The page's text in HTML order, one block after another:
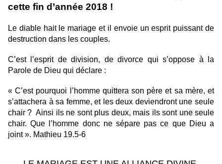
cette fin d’année 2018 !
Le diable hait le mariage et il envoie un esprit puissant de
destruction dans les couples.
C’est l’esprit de division, de divorce qui s’oppose à la
Parole de Dieu qui déclare :
«C’est pourquoi l’homme quittera son père et sa mère, et
s’attachera à sa femme, et les deux deviendront une seule
chair? Ainsi ils ne sont plus deux, mais ils sont une seule
chair. Que l’homme donc ne sépare pas ce que Dieu a
joint ». Mathieu 19.5-6